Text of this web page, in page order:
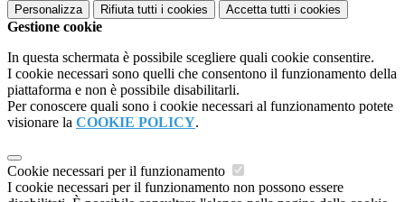
Personalizza Rifiuta tutti i cookies Accetta tutti i cookies
Gestione cookie
In questa schermata è possibile scegliere quali cookie consentire.
I cookie necessari sono quelli che consentono il funzionamento della
piattaforma e non è possibile disabilitarli.
Per conoscere quali sono i cookie necessari al funzionamento potete
visionare la COOKIE POLICY.
Cookie necessari per il funzionamento
I cookie necessari per il funzionamento non possono essere